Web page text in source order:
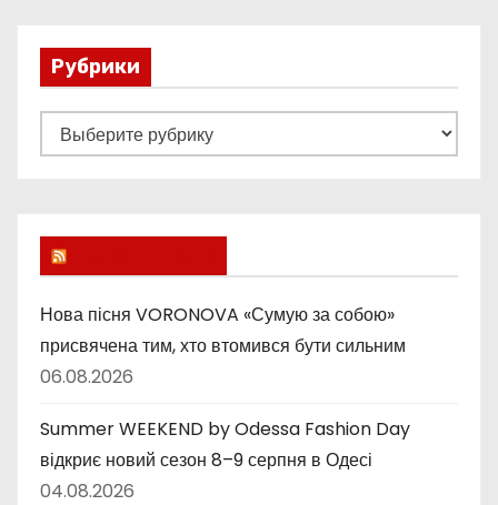
Рубрики
у
к
и
Нова пісня VORONOVA «Сумую за собою»
присвячена тим, хто втомився бути сильним
06.08.2026
Summer WEEKEND by Odessa Fashion Day
відкриє новий сезон 8–9 серпня в Одесі
04.08.2026